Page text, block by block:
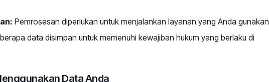
Pemrosesan diperlukan untuk menjalankan layanan yang Anda gunakan
data disimpan untuk memenuhi kewajiban hukum yang berlaku di
Data Anda